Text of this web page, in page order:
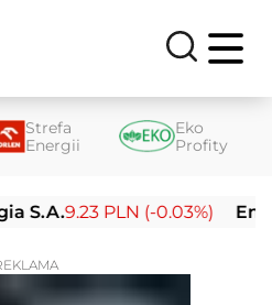
Strefa
Energii
Eko
Profity
9.23 PLN (-0.03%) Enea